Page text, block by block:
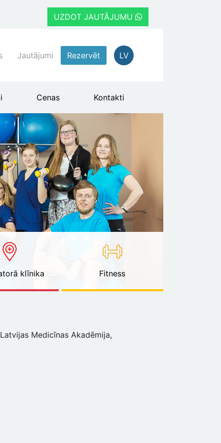
UZDOT JAUTĀJUMU
Jautājumi Rezervēt LV
Cenas Kontakti
klīnika Fitness
Medicīnas Akadēmija,